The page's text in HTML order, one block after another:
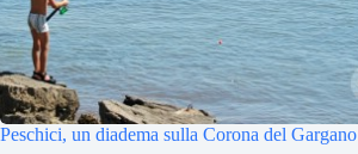
Peschici, un diadema sulla Corona del Gargano